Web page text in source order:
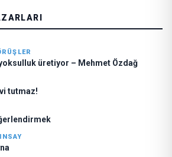
üretiyor – Mehmet Özdağ
tutmaz!